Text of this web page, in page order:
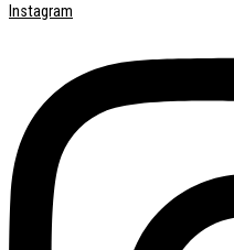
Instagram